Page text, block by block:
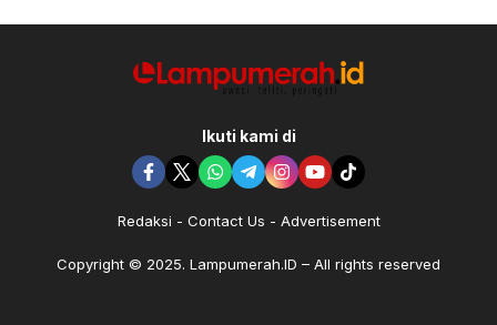
Ikuti kami di
Redaksi Contact Us Advertisement
Copyright © 2025. Lampumerah.ID – All rights reserved